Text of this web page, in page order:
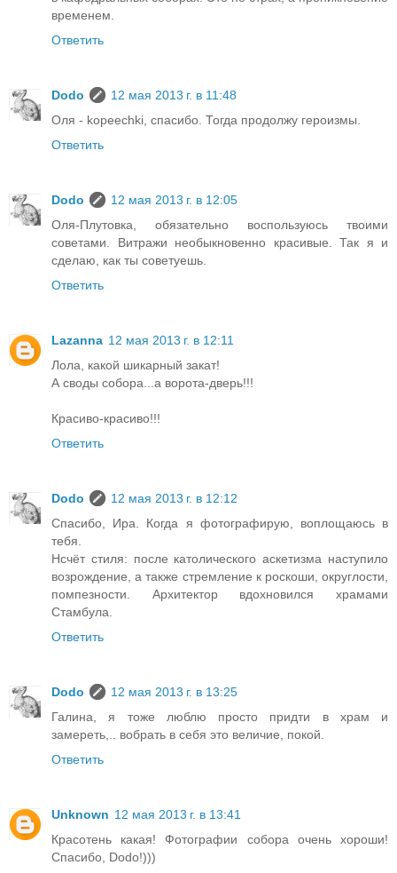
временем.
Ответить
Dodo
12 мая 2013 г. в 11:48
Оля - kopeechki, спасибо. Тогда продолжу героизмы.
Ответить
Dodo
12 мая 2013 г. в 12:05
Оля-Плутовка, обязательно воспользуюсь твоими
советами. Витражи необыкновенно красивые. Так я и
сделаю, как ты советуешь.
Ответить
Lazanna 12 мая 2013 г. в 12:11
Лола, какой шикарный закат!
А своды собора...а ворота-дверь!!!
Красиво-красиво!!!
Ответить
Dodo
12 мая 2013 г. в 12:12
Спасибо, Ира. Когда я фотографирую, воплощаюсь в
тебя.
Нсчёт стиля: после католического аскетизма наступило
возрождение, а также стремление к роскоши, округлости,
помпезности. Архитектор вдохновился храмами
Стамбула.
Ответить
Dodo
12 мая 2013 г. в 13:25
Галина, я тоже люблю просто придти в храм и
замереть,.. вобрать в себя это величие, покой.
Ответить
Unknown 12 мая 2013 г. в 13:41
Красотень какая! Фотографии собора очень хороши!
Спасибо, Dodo!)))